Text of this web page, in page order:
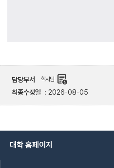
담당부서 학사팀 demography
최종수정일 2026-08-05
대학 홈페이지